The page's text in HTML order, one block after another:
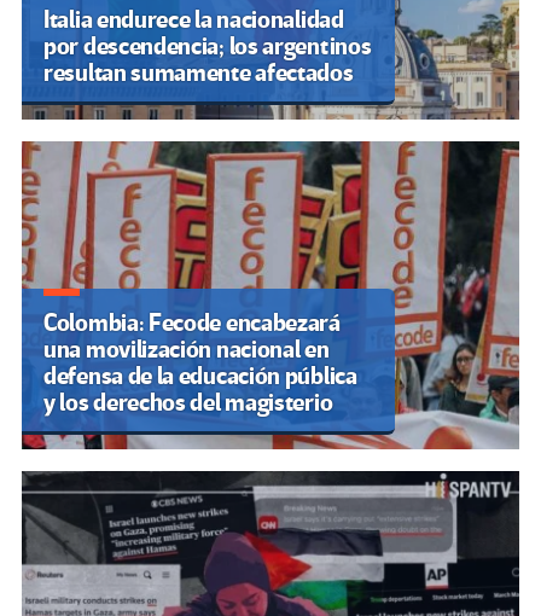
Italia endurece la nacionalidad
por descendencia; los argentinos
resultan sumamente afectados
Colombia: Fecode encabezará
una movilización nacional en
defensa de la educación pública
y los derechos del magisterio